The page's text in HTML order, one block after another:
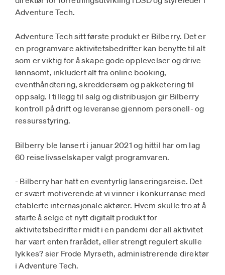
Adventure Tech.
Adventure Tech sitt første produkt er Bilberry. Det er
en programvare aktivitetsbedrifter kan benytte til alt
som er viktig for å skape gode opplevelser og drive
lønnsomt, inkludert alt fra online booking,
eventhåndtering, skreddersøm og pakketering til
oppsalg. I tillegg til salg og distribusjon gir Bilberry
kontroll på drift og leveranse gjennom personell- og
ressursstyring.
Bilberry ble lansert i januar 2021 og hittil har om lag
60 reiselivsselskaper valgt programvaren.
- Bilberry har hatt en eventyrlig lanseringsreise. Det
er svært motiverende at vi vinner i konkurranse med
etablerte internasjonale aktører. Hvem skulle tro at å
starte å selge et nytt digitalt produkt for
aktivitetsbedrifter midt i en pandemi der all aktivitet
har vært enten frarådet, eller strengt regulert skulle
lykkes? sier Frode Myrseth, administrerende direktør
i Adventure Tech.